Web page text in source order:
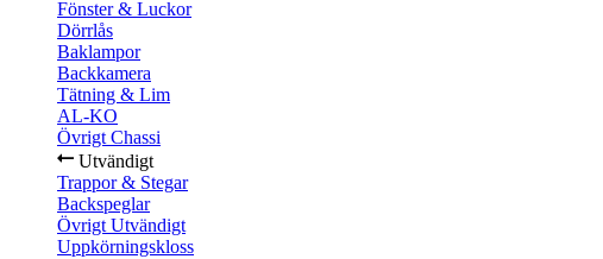
Fönster & Luckor
Dörrlås
Baklampor
Backkamera
Tätning & Lim
AL-KO
Övrigt Chassi
Utvändigt
Trappor & Stegar
Backspeglar
Övrigt Utvändigt
Uppkörningskloss